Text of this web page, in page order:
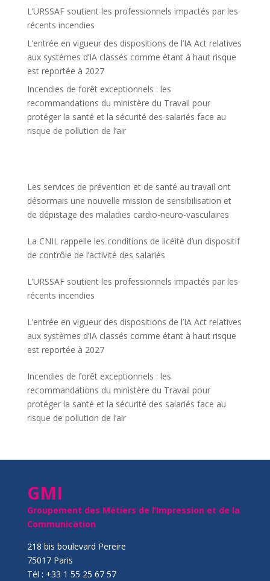
L’URSSAF soutient les professionnels impactés par les
récents incendies
L’entrée en vigueur des dispositions de l’IA Act relatives
aux systèmes d’IA classés comme étant à haut risque
est reportée à 2027
Incendies de forêt exceptionnels : les
recommandations du ministère du Travail pour
protéger la santé et la sécurité des salariés face au
risque de pollution de l’air
Les services de prévention et de santé au travail ont
désormais une nouvelle mission de sensibilisation et
de dépistage des maladies cardio-neuro-vasculaires
La CNIL rappelle les conditions de licéité d’un dispositif
de contrôle de l’activité des salariés
L’URSSAF soutient les professionnels impactés par les
récents incendies
L’entrée en vigueur des dispositions de l’IA Act relatives
aux systèmes d’IA classés comme étant à haut risque
est reportée à 2027
Incendies de forêt exceptionnels : les
recommandations du ministère du Travail pour
protéger la santé et la sécurité des salariés face au
risque de pollution de l’air
GMI
Groupement des Métiers de l’Impression et de la
Communication
218 bis boulevard Pereire
75017 Paris
Tél : +33 1 55 25 67 57